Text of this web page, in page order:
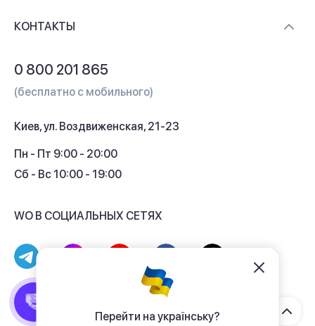
Перейти на українську?
Контакты
Кэшбек
КОНТАКТЫ
0 800 201 865
(бесплатно с мобильного)
Киев, ул. Воздвиженская, 21-23
Пн - Пт 9:00 - 20:00
Сб - Вс 10:00 - 19:00
WO В СОЦИАЛЬНЫХ СЕТЯХ
Договор публичной оферты